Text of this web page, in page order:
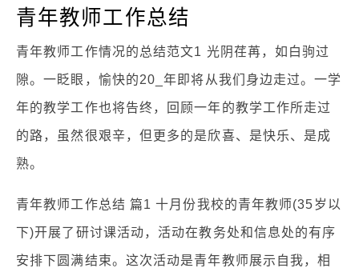
青年教师工作总结
青年教师工作情况的总结范文1 光阴荏苒，如白驹过
隙。一眨眼，愉快的20_年即将从我们身边走过。一学
年的教学工作也将告终，回顾一年的教学工作所走过
的路，虽然很艰辛，但更多的是欣喜、是快乐、是成
熟。
青年教师工作总结 篇1 十月份我校的青年教师(35岁以
下)开展了研讨课活动，活动在教务处和信息处的有序
安排下圆满结束。这次活动是青年教师展示自我，相